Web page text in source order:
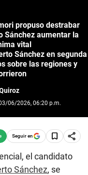
propuso destrabar
Sánchez aumentar la
vital
Sánchez en segunda
sobre las regiones y
06/2026, 06:20 p.m.
Seguir en
el candidato
Sánchez, se